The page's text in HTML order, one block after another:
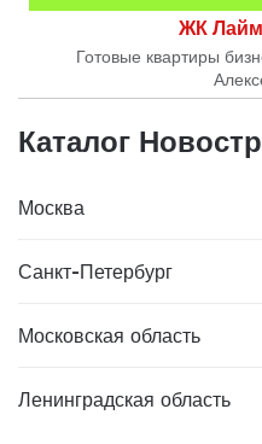
ЖК
Готовые квартиры
Каталог
Москва
Санкт-Петербург
Московская область
Ленинградская область